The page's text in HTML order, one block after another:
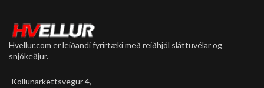
Hvellur.com er leiðandi fyrirtæki með reiðhjól sláttuvélar og
snjókeðjur.
Köllunarkettsvegur 4,